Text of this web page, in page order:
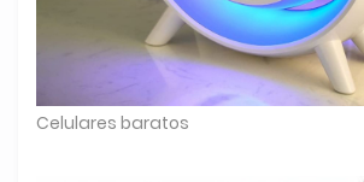
Celulares baratos